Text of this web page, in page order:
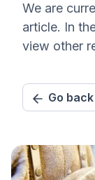
We are
article. In
view other
Go back